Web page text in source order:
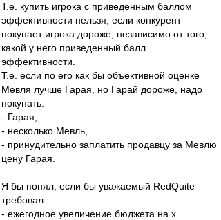
Т.е. купить игрока с приведенным баллом
эффективности нельзя, если конкурент
покупает игрока дороже, независимо от того,
какой у него приведенный балл
эффективности.
Т.е. если по его как бы объективной оценке
Мевля лучше Гарая, но Гарай дороже, надо
покупать:
- Гарая,
- несколько Мевль,
- принудительно заплатить продавцу за Мевлю
цену Гарая.
Я бы понял, если бы уважаемый RedQuite
требовал:
- ежегодное увеличение бюджета на х